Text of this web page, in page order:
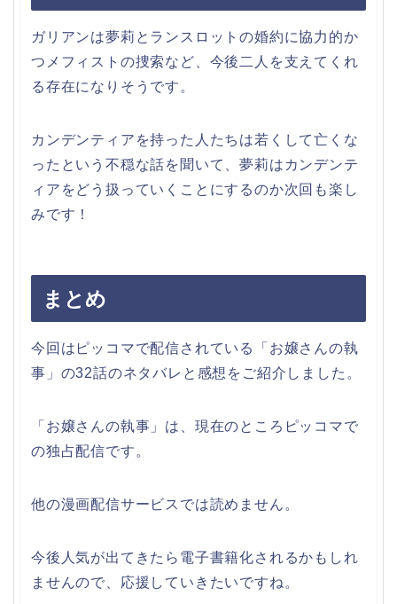
ガリアンは夢莉とランスロットの婚約に協力的か
つメフィストの捜索など、今後二人を支えてくれ
る存在になりそうです。
カンデンティアを持った人たちは若くして亡くな
ったという不穏な話を聞いて、夢莉はカンデンテ
ィアをどう扱っていくことにするのか次回も楽し
みです！
まとめ
今回はピッコマで配信されている「お嬢さんの執
事」の32話のネタバレと感想をご紹介しました。
「お嬢さんの執事」は、現在のところピッコマで
の独占配信です。
他の漫画配信サービスでは読めません。
今後人気が出てきたら電子書籍化されるかもしれ
ませんので、応援していきたいですね。